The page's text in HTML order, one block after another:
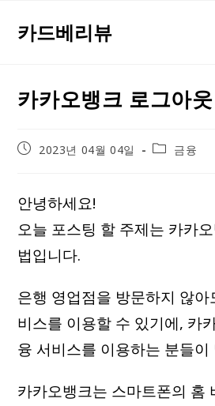
카드베리뷰
카카오뱅크 로그아
Post2023년 04월 04일
Post금융
안녕하세요!
오늘 포스팅 할 주제는 카카
법입니다.
은행 영업점을 방문하지 않아
비스를 이용할 수 있기에, 카
융 서비스를 이용하는 분들이
카카오뱅크는 스마트폰의 홈